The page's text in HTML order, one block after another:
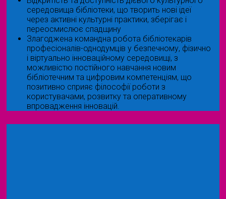
середовища бібліотеки, що творить нові ідеї
через активні культурні практики, зберігає і
переосмислює спадщину
Злагоджена командна робота бібліотекарів
професіоналів-однодумців у безпечному, фізично
і віртуально інноваційному середовищі, з
можливістю постійного навчання новим
бібліотечним та цифровим компетенціям, що
позитивно сприяє філософії роботи з
користувачами, розвитку та оперативному
впровадження інновацій.